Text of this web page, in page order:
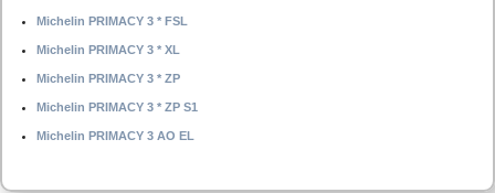
Michelin PRIMACY 3 * FSL
Michelin PRIMACY 3 * XL
Michelin PRIMACY 3 * ZP
Michelin PRIMACY 3 * ZP S1
Michelin PRIMACY 3 AO EL